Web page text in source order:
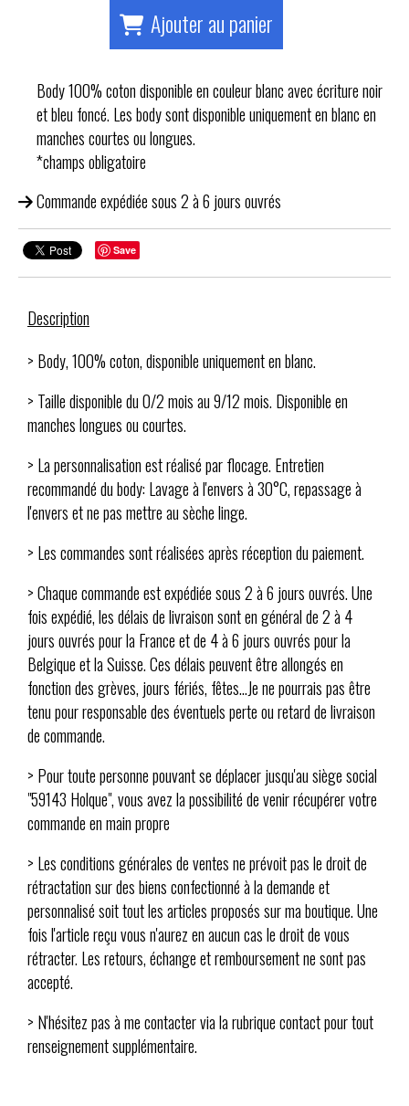
Ajouter au panier
Body 100% coton disponible en couleur blanc avec écriture noir
et bleu foncé. Les body sont disponible uniquement en blanc en
manches courtes ou longues.
*champs obligatoire
Commande expédiée sous 2 à 6 jours ouvrés
Save
Description
> Body, 100% coton, disponible uniquement en blanc.
> Taille disponible du 0/2 mois au 9/12 mois. Disponible en
manches longues ou courtes.
> La personnalisation est réalisé par flocage. Entretien
recommandé du body: Lavage à l'envers à 30°C, repassage à
l'envers et ne pas mettre au sèche linge.
> Les commandes sont réalisées après réception du paiement.
> Chaque commande est expédiée sous 2 à 6 jours ouvrés. Une
fois expédié, les délais de livraison sont en général de 2 à 4
jours ouvrés pour la France et de 4 à 6 jours ouvrés pour la
Belgique et la Suisse. Ces délais peuvent être allongés en
fonction des grèves, jours fériés, fêtes...Je ne pourrais pas être
tenu pour responsable des éventuels perte ou retard de livraison
de commande.
> Pour toute personne pouvant se déplacer jusqu'au siège social
"59143 Holque", vous avez la possibilité de venir récupérer votre
commande en main propre
> Les conditions générales de ventes ne prévoit pas le droit de
rétractation sur des biens confectionné à la demande et
personnalisé soit tout les articles proposés sur ma boutique. Une
fois l'article reçu vous n'aurez en aucun cas le droit de vous
rétracter. Les retours, échange et remboursement ne sont pas
accepté.
> N'hésitez pas à me contacter via la rubrique contact pour tout
renseignement supplémentaire.